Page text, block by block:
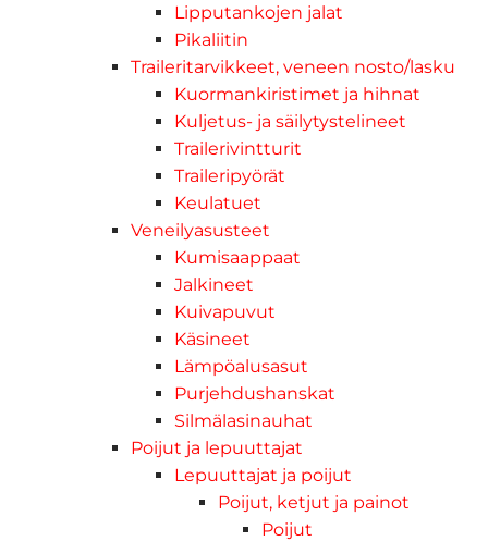
Lipputankojen jalat
Pikaliitin
Traileritarvikkeet, veneen nosto/lasku
Kuormankiristimet ja hihnat
Kuljetus- ja säilytystelineet
Trailerivintturit
Traileripyörät
Keulatuet
Veneilyasusteet
Kumisaappaat
Jalkineet
Kuivapuvut
Käsineet
Lämpöalusasut
Purjehdushanskat
Silmälasinauhat
Poijut ja lepuuttajat
Lepuuttajat ja poijut
Poijut, ketjut ja painot
Poijut